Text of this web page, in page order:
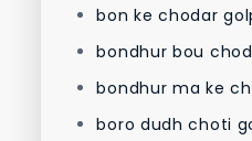
bon ke chodar
bondhur bou
bondhur ma ke
boro dudh choti